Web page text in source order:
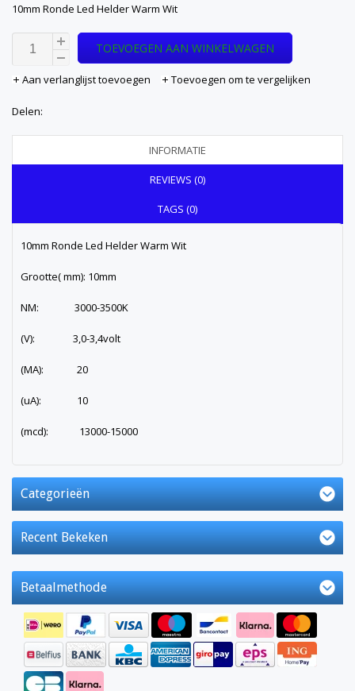
10mm Ronde Led Helder Warm Wit
TOEVOEGEN AAN WINKELWAGEN
Aan verlanglijst toevoegen Toevoegen om te vergelijken
Delen:
INFORMATIE
REVIEWS (0)
TAGS (0)
10mm Ronde Led Helder Warm Wit
Grootte( mm): 10mm
NM: 3000-3500K
(V): 3,0-3,4volt
(MA): 20
(uA): 10
(mcd): 13000-15000
Categorieën
Recent Bekeken
Betaalmethode